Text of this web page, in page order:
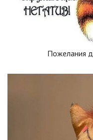
Пожелания